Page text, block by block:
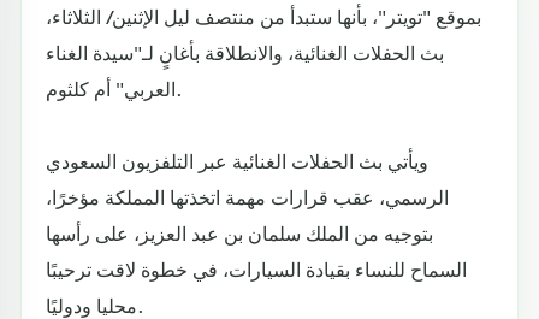
بموقع "تويتر"، بأنها ستبدأ من منتصف ليل الإثنين/ الثلاثاء،
بث الحفلات الغنائية، والانطلاقة بأغانٍ لـ"سيدة الغناء
العربي" أم كلثوم.
ويأتي بث الحفلات الغنائية عبر التلفزيون السعودي
الرسمي، عقب قرارات مهمة اتخذتها المملكة مؤخرًا،
بتوجيه من الملك سلمان بن عبد العزيز، على رأسها
السماح للنساء بقيادة السيارات، في خطوة لاقت ترحيبًا
محليا ودوليًا.